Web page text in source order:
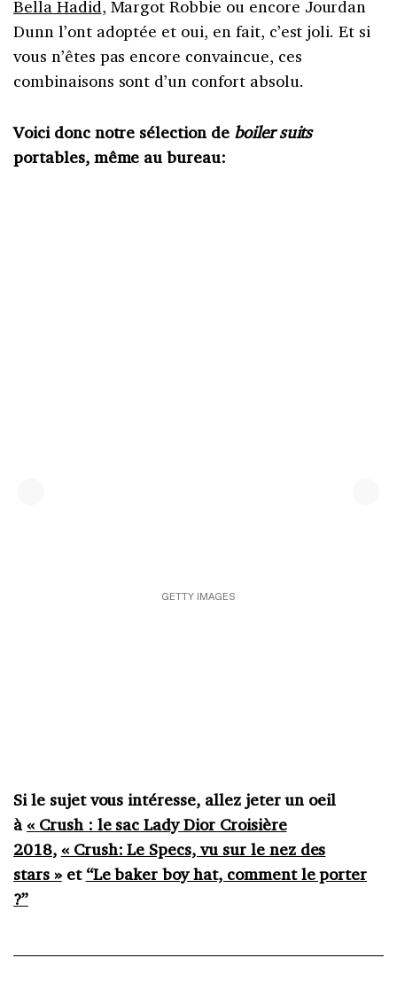
Bella Hadid, Margot Robbie ou encore Jourdan
Dunn l’ont adoptée et oui, en fait, c’est joli. Et si
vous n’êtes pas encore convaincue, ces
combinaisons sont d’un confort absolu.
Voici donc notre sélection de boiler suits
portables, même au bureau:
GETTY IMAGES
Si le sujet vous intéresse, allez jeter un oeil
à « Crush : le sac Lady Dior Croisière
2018, « Crush: Le Specs, vu sur le nez des
stars »et “Le baker boy hat, comment le porter
?”